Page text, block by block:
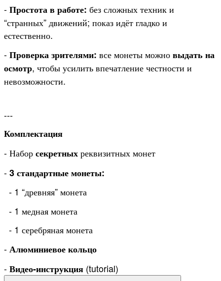
-Простота в работе: без сложных техник и
“странных” движений; показ идёт гладко и
естественно.
-Проверка зрителями: все монеты можновыдать на
осмотр, чтобы усилить впечатление честности и
невозможности.
---
Комплектация
- Наборсекретныхреквизитных монет
-3 стандартные монеты:
- 1 “древняя” монета
- 1 медная монета
- 1 серебряная монета
-Алюминиевое кольцо
-Видео-инструкция (tutorial)